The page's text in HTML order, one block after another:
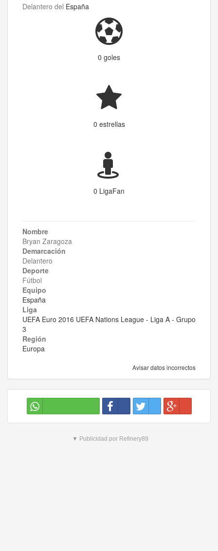
Delantero del España
0 goles
0 estrellas
0 LigaFan
Nombre
Bryan Zaragoza
Demarcación
Delantero
Deporte
Fútbol
Equipo
España
Liga
UEFA Euro 2016 UEFA Nations League - Liga A - Grupo
3
Región
Europa
Avisar datos incorrectos
▼ Publicidad por Refinery89